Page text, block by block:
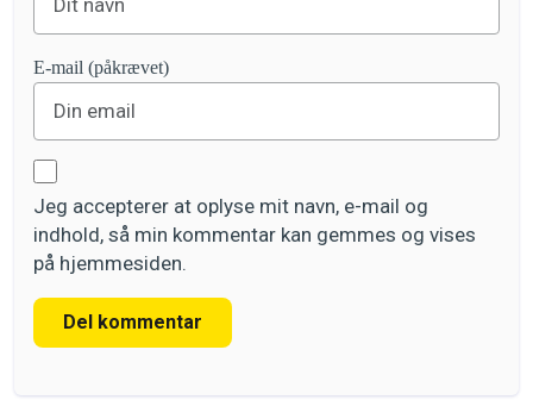
E-mail (påkrævet)
Jeg accepterer at oplyse mit navn, e-mail og
indhold, så min kommentar kan gemmes og vises
på hjemmesiden.
Del kommentar